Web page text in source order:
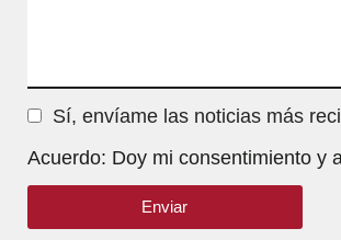
Sí, envíame las noticias más
Acuerdo: Doy mi consentimiento y
Enviar